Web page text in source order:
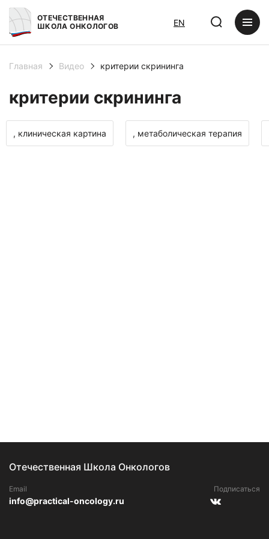
ОТЕЧЕСТВЕННАЯ
ШКОЛА ОНКОЛОГОВ
EN
Главная Видео критерии скрининга
критерии скрининга
, клиническая картина , метаболическая терапия
Отечественная Школа Онкологов
Email
info@practical-oncology.ru
Подписаться